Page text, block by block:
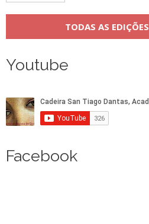
TODAS AS EDIÇÕES
Youtube
Facebook